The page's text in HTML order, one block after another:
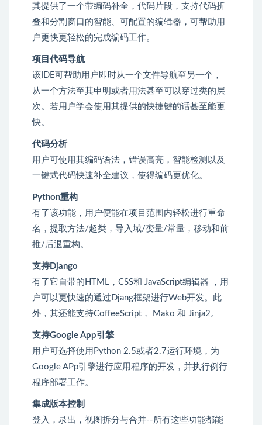
其提供了一个带编码补全，代码片段，支持代码折
叠和分割窗口的智能、可配置的编辑器，可帮助用
户更快更轻松的完成编码工作。
项目代码导航
该IDE可帮助用户即时从一个文件导航至另一个，
从一个方法至其申明或者用法甚至可以穿过类的层
次。若用户学会使用其提供的快捷键的话甚至能更
快。
代码分析
用户可使用其编码语法，错误高亮，智能检测以及
一键式代码快速补全建议，使得编码更优化。
Python重构
有了该功能，用户便能在项目范围内轻松进行重命
名，提取方法/超类，导入域/变量/常量，移动和前
推/后退重构。
支持Django
有了它自带的HTML，CSS和 JavaScript编辑器 ，用
户可以更快速的通过Djang框架进行Web开发。此
外，其还能支持CoffeeScript， Mako 和 Jinja2。
支持Google App引擎
用户可选择使用Python 2.5或者2.7运行环境，为
Google APp引擎进行应用程序的开发，并执行例行
程序部署工作。
集成版本控制
登入，录出，视图拆分与合并--所有这些功能都能